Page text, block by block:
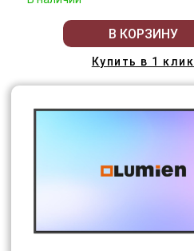
В КОРЗИНУ
Купить в 1 клик